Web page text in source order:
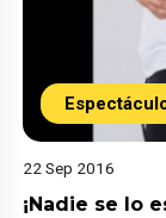
22 Sep 2016
¡Nadie se lo